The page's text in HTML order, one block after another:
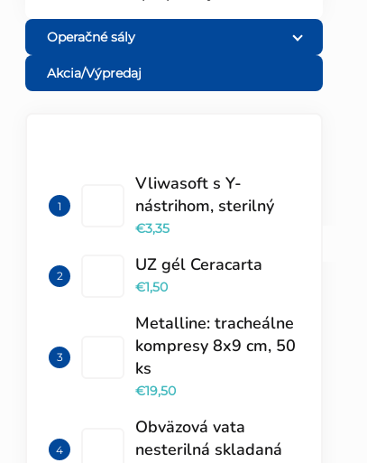
Operačné sály
Akcia/Výpredaj
Vliwasoft s Y-
nástrihom, sterilný
€3,35
UZ gél Ceracarta
€1,50
Metalline: tracheálne
kompresy 8x9 cm, 50
ks
€19,50
Obväzová vata
nesterilná skladaná